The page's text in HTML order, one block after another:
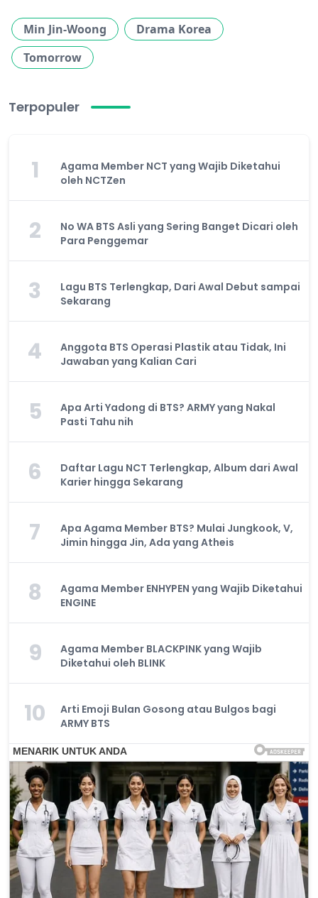
Min Jin-Woong
Drama Korea
Tomorrow
Terpopuler
1
Agama Member NCT yang Wajib Diketahui
oleh NCTZen
2
No WA BTS Asli yang Sering Banget Dicari oleh
Para Penggemar
3
Lagu BTS Terlengkap, Dari Awal Debut sampai
Sekarang
4
Anggota BTS Operasi Plastik atau Tidak, Ini
Jawaban yang Kalian Cari
5
Apa Arti Yadong di BTS? ARMY yang Nakal
Pasti Tahu nih
6
Daftar Lagu NCT Terlengkap, Album dari Awal
Karier hingga Sekarang
7
Apa Agama Member BTS? Mulai Jungkook, V,
Jimin hingga Jin, Ada yang Atheis
8
Agama Member ENHYPEN yang Wajib Diketahui
ENGINE
9
Agama Member BLACKPINK yang Wajib
Diketahui oleh BLINK
10
Arti Emoji Bulan Gosong atau Bulgos bagi
ARMY BTS